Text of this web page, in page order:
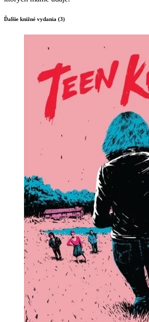
Ďalšie knižné vydania (3)